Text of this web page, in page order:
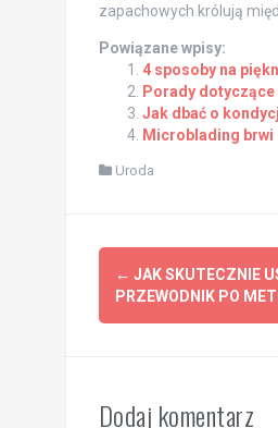
zapachowych królują
Powiązane wpisy:
4 sposoby na
Porady
Jak dbać o
Microblading brwi
Uroda
Post
navigation
← JAK SKUTECZNIE
PRZEWODNIK PO
Dodaj komentarz